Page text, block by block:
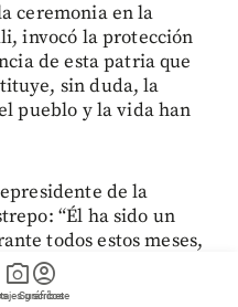
photo_camera
gráficos
account_circle
Suscríbete
ceremonia en la
invocó la protección
de esta patria que
sin duda, la
pueblo y la vida han
de la
“Él ha sido un
todos estos meses,
un guerrero
de reconstruir a